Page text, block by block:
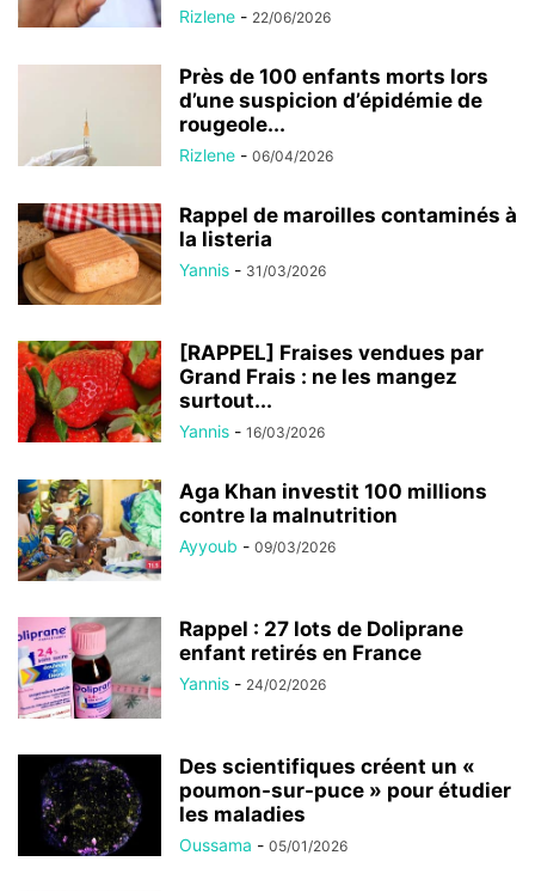
Rizlene - 22/06/2026
Près de 100 enfants morts lors
d’une suspicion d’épidémie de
rougeole...
Rizlene - 06/04/2026
Rappel de maroilles contaminés à
la listeria
Yannis - 31/03/2026
[RAPPEL] Fraises vendues par
Grand Frais : ne les mangez
surtout...
Yannis - 16/03/2026
Aga Khan investit 100 millions
contre la malnutrition
Ayyoub - 09/03/2026
Rappel : 27 lots de Doliprane
enfant retirés en France
Yannis - 24/02/2026
Des scientifiques créent un «
poumon-sur-puce » pour étudier
les maladies
Oussama - 05/01/2026